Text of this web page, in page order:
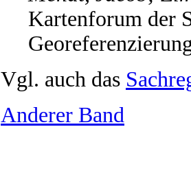
Kartenforum der
Vgl. auch das
Anderer Band